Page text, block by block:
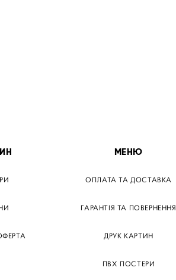
МЕНЮ
ОПЛАТА ТА ДОСТАВКА
ГАРАНТІЯ ТА ПОВЕРНЕННЯ
ДРУК КАРТИН
ПВХ ПОСТЕРИ